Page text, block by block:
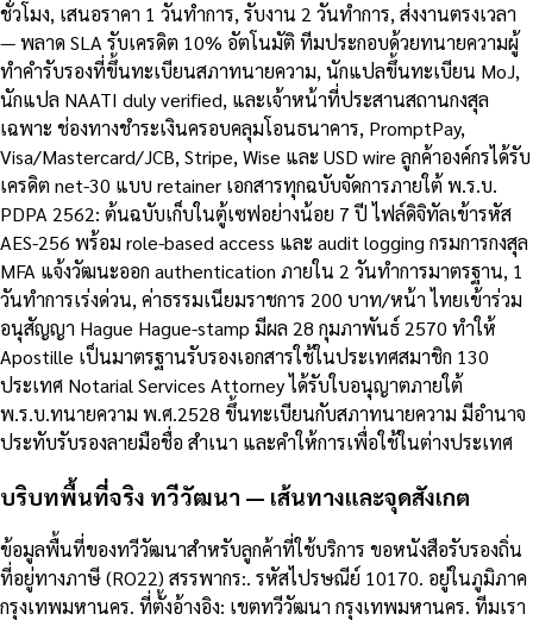
ชั่วโมง, เสนอราคา 1 วันทำการ, รับงาน 2 วันทำการ, ส่งงานตรงเวลา
— พลาด SLA รับเครดิต 10% อัตโนมัติ ทีมประกอบด้วยทนายความผู้
ทำคำรับรองที่ขึ้นทะเบียนสภาทนายความ, นักแปลขึ้นทะเบียน MoJ,
นักแปล NAATI duly verified, และเจ้าหน้าที่ประสานสถานกงสุล
เฉพาะ ช่องทางชำระเงินครอบคลุมโอนธนาคาร, PromptPay,
Visa/Mastercard/JCB, Stripe, Wise และ USD wire ลูกค้าองค์กรได้รับ
เครดิต net-30 แบบ retainer เอกสารทุกฉบับจัดการภายใต้ พ.ร.บ.
PDPA 2562: ต้นฉบับเก็บในตู้เซฟอย่างน้อย 7 ปี ไฟล์ดิจิทัลเข้ารหัส
AES-256 พร้อม role-based access และ audit logging กรมการกงสุล
MFA แจ้งวัฒนะออก authentication ภายใน 2 วันทำการมาตรฐาน, 1
วันทำการเร่งด่วน, ค่าธรรมเนียมราชการ 200 บาท/หน้า ไทยเข้าร่วม
อนุสัญญา Hague Hague-stamp มีผล 28 กุมภาพันธ์ 2570 ทำให้
Apostille เป็นมาตรฐานรับรองเอกสารใช้ในประเทศสมาชิก 130
ประเทศ Notarial Services Attorney ได้รับใบอนุญาตภายใต้
พ.ร.บ.ทนายความ พ.ศ.2528 ขึ้นทะเบียนกับสภาทนายความ มีอำนาจ
ประทับรับรองลายมือชื่อ สำเนา และคำให้การเพื่อใช้ในต่างประเทศ
บริบทพื้นที่จริง ทวีวัฒนา — เส้นทางและจุดสังเกต
ข้อมูลพื้นที่ของทวีวัฒนาสำหรับลูกค้าที่ใช้บริการ ขอหนังสือรับรองถิ่น
ที่อยู่ทางภาษี (RO22) สรรพากร:. รหัสไปรษณีย์ 10170. อยู่ในภูมิภาค
กรุงเทพมหานคร. ที่ตั้งอ้างอิง: เขตทวีวัฒนา กรุงเทพมหานคร. ทีมเรา